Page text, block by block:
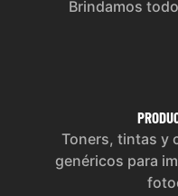
Brindamos
Toners, tintas y
genéricos para